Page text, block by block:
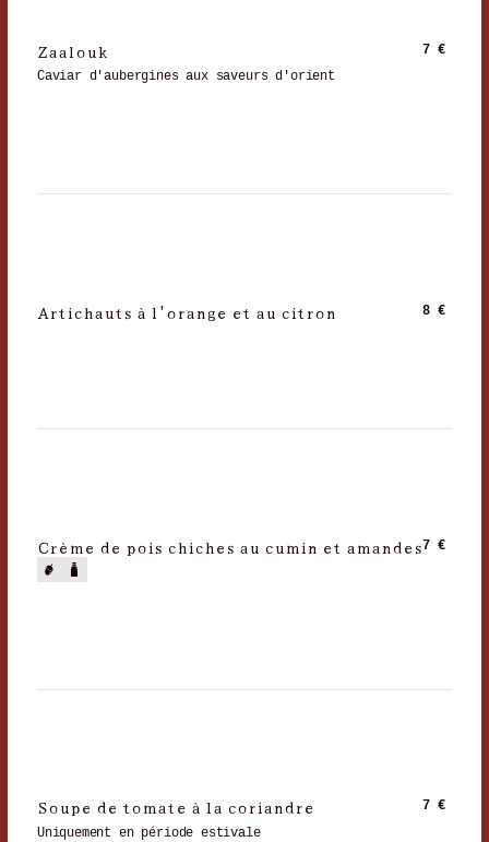
Zaalouk
Caviar d'aubergines aux saveurs d'orient
7 €
Artichauts à l'orange et au citron 8 €
Crème de pois chiches au cumin et amandes7 €
Soupe de tomate à la coriandre
Uniquement en période estivale
7 €